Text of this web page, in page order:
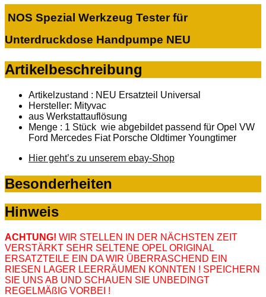
NOS Spezial Werkzeug Tester für
Unterdruckdose Handpumpe NEU
Artikelbeschreibung
Artikelzustand : NEU Ersatzteil Universal
Hersteller: Mityvac
aus Werkstattauflösung
Menge : 1 Stück wie abgebildet passend für Opel VW
Ford Mercedes Fiat Porsche Oldtimer Youngtimer
Hier geht’s zu unserem ebay-Shop
Besonderheiten
Hinweis
ACHTUNG! WIR STELLEN IN DER NÄCHSTEN ZEIT
VERSTÄRKT SEHR SELTENE OPEL ORIGINAL
ERSATZTEILE EIN DA WIR ÜBERRASCHEND EIN
RIESEN LAGER LEERRÄUMEN KONNTEN ! SPEICHERN
SIE UNS AB UND SCHAUEN SIE UNBEDINGT
REGELMÄßIG VORBEI !